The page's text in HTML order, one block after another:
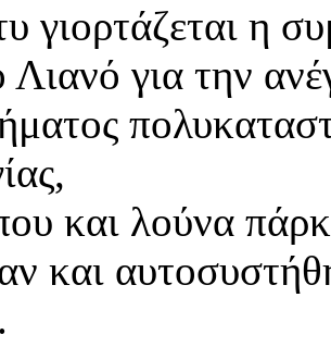
γιορτάζεται η
για την
και λούνα
και